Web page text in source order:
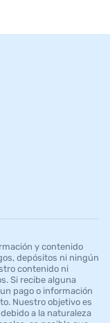
y contenido
depósitos ni ningún
contenido ni
Si recibe alguna
pago o información
Nuestro objetivo es
a la naturaleza